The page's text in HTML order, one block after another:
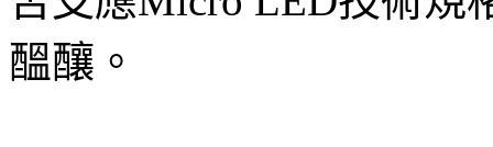
醞釀。